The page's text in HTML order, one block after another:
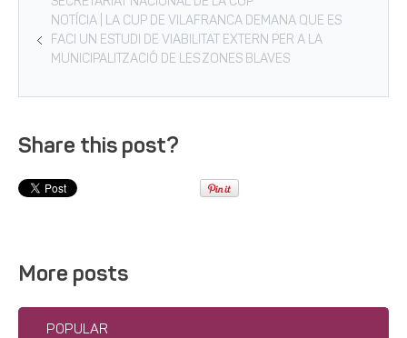
NOTÍCIA | LA CUP DE VILAFRANCA DEMANA QUE ES
FACI UN ESTUDI DE VIABILITAT EXTERN PER A LA
MUNICIPALITZACIÓ DE LES ZONES BLAVES
Share this post?
More posts
POPULAR